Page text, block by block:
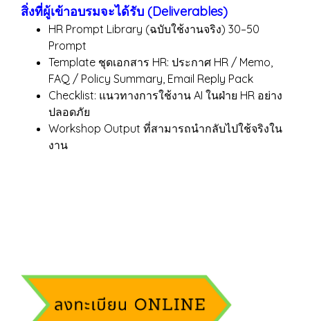
สิ่งที่ผู้เข้าอบรมจะได้รับ (Deliverables)
HR Prompt Library (ฉบับใช้งานจริง) 30–50
Prompt
Template ชุดเอกสาร HR: ประกาศ HR / Memo,
FAQ / Policy Summary, Email Reply Pack
Checklist: แนวทางการใช้งาน AI ในฝ่าย HR อย่าง
ปลอดภัย
Workshop Output ที่สามารถนำกลับไปใช้จริงใน
งาน